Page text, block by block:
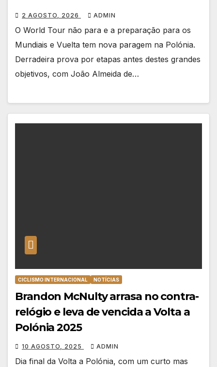
2 AGOSTO, 2026 ADMIN
O World Tour não para e a preparação para os
Mundiais e Vuelta tem nova paragem na Polónia.
Derradeira prova por etapas antes destes grandes
objetivos, com João Almeida de…
CICLISMO INTERNACIONAL NOTÍCIAS
Brandon McNulty arrasa no contra-
relógio e leva de vencida a Volta a
Polónia 2025
10 AGOSTO, 2025 ADMIN
Dia final da Volta a Polónia, com um curto mas